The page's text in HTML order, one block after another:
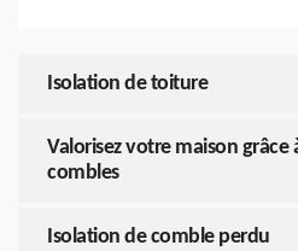
Isolation de toiture
Valorisez votre maison grâce
combles
Isolation de comble perdu